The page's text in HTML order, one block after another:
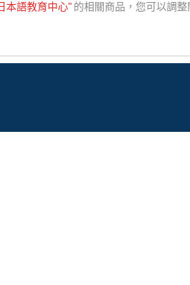
本語教育中心" 的相關商品，您可以調